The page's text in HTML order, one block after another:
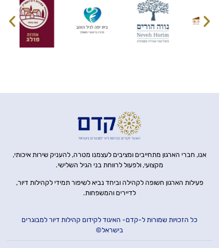
אנו, חברי הארגון מתחייבים ומציבים לעצמנו מטרה, להעניק שירות איכותי,
מקצועי, ולפעול לרווחת בני הגיל השלישי.
פעילות הארגון חשופה לקהילה וביחד נביא לשיפור תמידי לקהילות דיור,
לדיירים והמשפחות.
כל הזכויות שמורות ל-קדם- האיגוד לקידום קהילות דיור למבוגרים
בישראל©